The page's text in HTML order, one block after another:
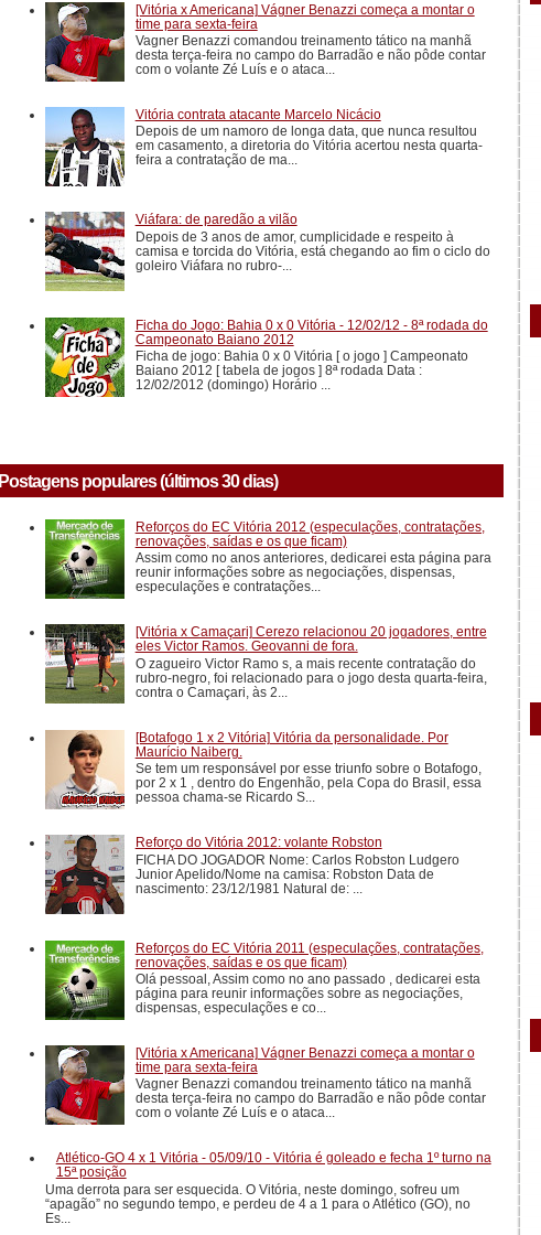
[Vitória x Americana] Vágner Benazzi começa a montar o
time para sexta-feira
Vagner Benazzi comandou treinamento tático na manhã
desta terça-feira no campo do Barradão e não pôde contar
com o volante Zé Luís e o ataca...
Vitória contrata atacante Marcelo Nicácio
Depois de um namoro de longa data, que nunca resultou
em casamento, a diretoria do Vitória acertou nesta quarta-
feira a contratação de ma...
Viáfara: de paredão a vilão
Depois de 3 anos de amor, cumplicidade e respeito à
camisa e torcida do Vitória, está chegando ao fim o ciclo do
goleiro Viáfara no rubro-...
Ficha do Jogo: Bahia 0 x 0 Vitória - 12/02/12 - 8ª rodada do
Campeonato Baiano 2012
Ficha de jogo: Bahia 0 x 0 Vitória [ o jogo ] Campeonato
Baiano 2012 [ tabela de jogos ] 8ª rodada Data :
12/02/2012 (domingo) Horário ...
Postagens populares (últimos 30 dias)
Reforços do EC Vitória 2012 (especulações, contratações,
renovações, saídas e os que ficam)
Assim como no anos anteriores, dedicarei esta página para
reunir informações sobre as negociações, dispensas,
especulações e contratações...
[Vitória x Camaçari] Cerezo relacionou 20 jogadores, entre
eles Victor Ramos. Geovanni de fora.
O zagueiro Victor Ramo s, a mais recente contratação do
rubro-negro, foi relacionado para o jogo desta quarta-feira,
contra o Camaçari, às 2...
[Botafogo 1 x 2 Vitória] Vitória da personalidade. Por
Maurício Naiberg.
Se tem um responsável por esse triunfo sobre o Botafogo,
por 2 x 1 , dentro do Engenhão, pela Copa do Brasil, essa
pessoa chama-se Ricardo S...
Reforço do Vitória 2012: volante Robston
FICHA DO JOGADOR Nome: Carlos Robston Ludgero
Junior Apelido/Nome na camisa: Robston Data de
nascimento: 23/12/1981 Natural de: ...
Reforços do EC Vitória 2011 (especulações, contratações,
renovações, saídas e os que ficam)
Olá pessoal, Assim como no ano passado , dedicarei esta
página para reunir informações sobre as negociações,
dispensas, especulações e co...
[Vitória x Americana] Vágner Benazzi começa a montar o
time para sexta-feira
Vagner Benazzi comandou treinamento tático na manhã
desta terça-feira no campo do Barradão e não pôde contar
com o volante Zé Luís e o ataca...
Atlético-GO 4 x 1 Vitória - 05/09/10 - Vitória é goleado e fecha 1º turno na
15ª posição
Uma derrota para ser esquecida. O Vitória, neste domingo, sofreu um
“apagão” no segundo tempo, e perdeu de 4 a 1 para o Atlético (GO), no
Es...